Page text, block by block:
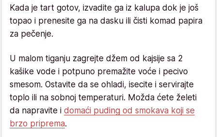
Kada je tart gotov, izvadite ga iz kalupa dok je još
topao i prenesite ga na dasku ili čisti komad papira
za pečenje.
U malom tiganju zagrejte džem od kajsije sa 2
kašike vode i potpuno premažite voće i pecivo
smesom. Ostavite da se ohladi, isecite i servirajte
toplo ili na sobnoj temperaturi. Možda ćete želeti
da napravite i domaći puding od smokava koji se
brzo priprema.